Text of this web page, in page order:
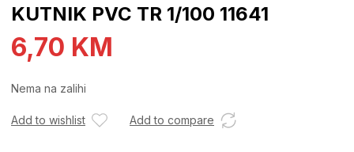
KUTNIK PVC TR 1/100 11641
6,70 KM
Nema na zalihi
Add to wishlist Add to compare